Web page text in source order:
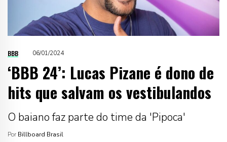
BBB 06/01/2024
‘BBB 24’: Lucas Pizane é dono de
hits que salvam os vestibulandos
O baiano faz parte do time da 'Pipoca'
Por Billboard Brasil